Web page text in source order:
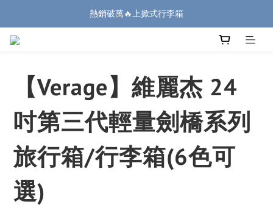
熱銷破萬🔥上掀式行李箱
熱銷破萬🔥上掀式行李箱
【Verage】維麗杰 24
吋第三代輕量劍橋系列
旅行箱/行李箱(6色可
選)